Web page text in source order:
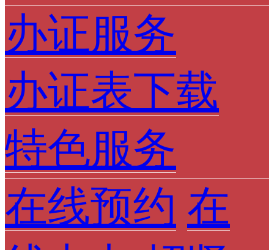
办证服务
办证表下载
特色服务
在线预约 在